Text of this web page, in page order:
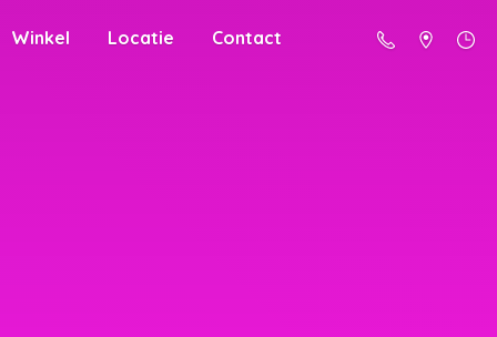
Winkel Locatie Contact